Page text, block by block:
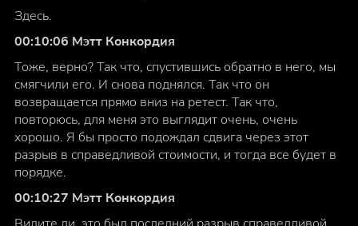
Здесь.
00:10:06 Мэтт Конкордия
Тоже, верно? Так что, спустившись обратно в него, мы
смягчили его. И снова поднялся. Так что он
возвращается прямо вниз на ретест. Так что,
повторюсь, для меня это выглядит очень, очень
хорошо. Я бы просто подождал сдвига через этот
разрыв в справедливой стоимости, и тогда все будет в
порядке.
00:10:27 Мэтт Конкордия